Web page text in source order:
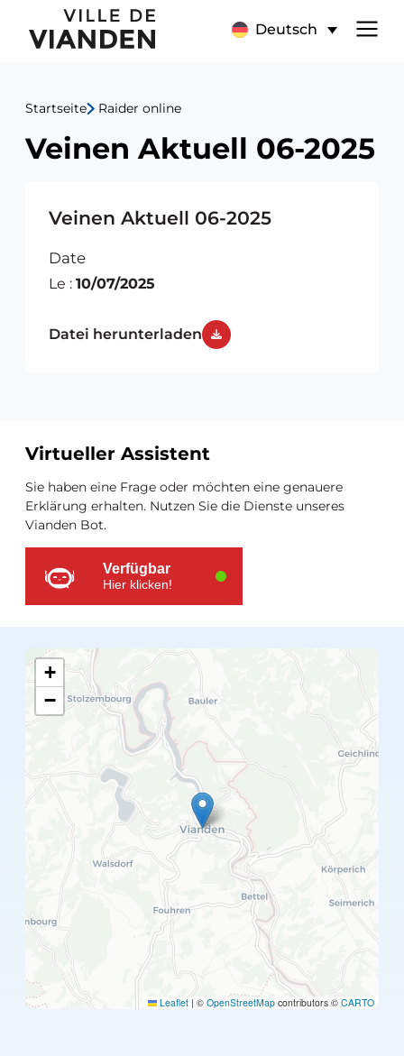
Veinen
Aktuell
06-
2025
Deutsch
Hauptnavigationsmenü
Startseite Raider online
Veinen Aktuell 06-2025
Veinen Aktuell 06-2025
Date
Le : 10/07/2025
Datei herunterladen
Zusätzliche
Ressourcen
Virtueller Assistent
Sie haben eine Frage oder möchten eine genauere
Erklärung erhalten. Nutzen Sie die Dienste unseres
Vianden Bot.
Verfügbar
Hier klicken!
+
−
Leaflet | © OpenStreetMap contributors © CARTO